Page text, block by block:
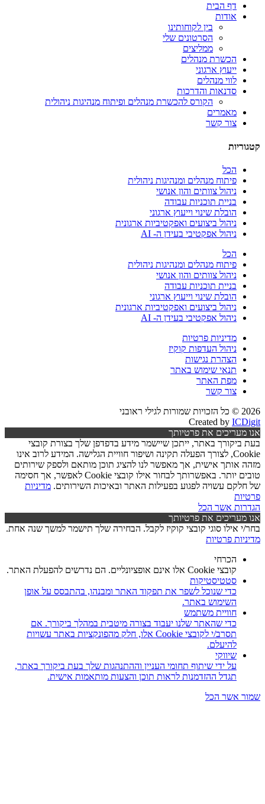
דף הבית
אודות
בין לקוחותינו
הסרטונים שלי
ממליצים
הכשרת מנהלים
ייעוץ ארגוני
לווי מנהלים
סדנאות והדרכות
הקורס להכשרת מנהלים ופיתוח מנהיגות ניהולית
מאמרים
צור קשר
הכל
פיתוח מנהלים ומנהיגות ניהולית
ניהול צוותים והון אנושי
בניית תוכניות עבודה
הובלת שינוי וייעוץ ארגוני
ניהול ביצועים ואפקטיביות ארגונית
ניהול אפקטיבי בעידן ה- AI
הכל
פיתוח מנהלים ומנהיגות ניהולית
ניהול צוותים והון אנושי
בניית תוכניות עבודה
הובלת שינוי וייעוץ ארגוני
ניהול ביצועים ואפקטיביות ארגונית
ניהול אפקטיבי בעידן ה- AI
מדיניות פרטיות
ניהול העדפות קוקיז
הצהרת נגישות
תנאי שימוש באתר
מפת האתר
צור קשר
ראובני
Created by
מעריכים את פרטיותך
ביקורך באתר, ייתכן שיישמר מידע בדפדפן שלך בצורת קובצי
Cookie, לצורך הפעלה תקינה ושיפור חוויית הגלישה. המידע לרוב אינו
אותך אישית, אך מאפשר לנו להציג תוכן מותאם ולספק שירותים
טובים יותר. באפשרותך לבחור אילו קובצי Cookie לאפשר, אך חסימה
עשויה לפגוע בפעילות האתר ובאיכות השירותים.מדיניות
אשר הכל
מעריכים את פרטיותך
י אילו סוגי קובצי קוקיז לקבל. הבחירה שלך תישמר למשך שנה אחת.
פרטיות
הכרחי
קובצי Cookie אלו אינם אופציונליים. הם נדרשים להפעלת האתר.
סטטיסטיקות
כדי שנוכל לשפר את תפקוד האתר ומבנהו, בהתבסס על אופן
השימוש באתר.
חוויית משתמש
כדי שהאתר שלנו יעבוד בצורה מיטבית במהלך ביקורך. אם
תסרב/י לקובצי Cookie אלו, חלק מהפונקציות באתר עשויות
להיעלם.
שיווקי
על ידי שיתוף תחומי העניין וההתנהגות שלך בעת ביקורך באתר,
תגדל ההזדמנות לראות תוכן והצעות מותאמות אישית.
אשר הכל